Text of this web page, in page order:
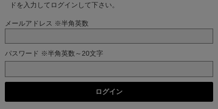
ドを入力してログインして下さい。
メールアドレス ※半角英数
パスワード ※半角英数～20文字